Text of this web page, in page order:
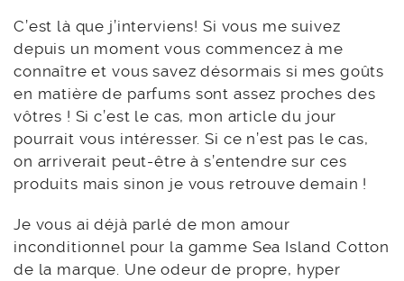
C’est là que j’interviens! Si vous me suivez
depuis un moment vous commencez à me
connaître et vous savez désormais si mes goûts
en matière de parfums sont assez proches des
vôtres ! Si c’est le cas, mon article du jour
pourrait vous intéresser. Si ce n’est pas le cas,
on arriverait peut-être à s’entendre sur ces
produits mais sinon je vous retrouve demain !
Je vous ai déjà parlé de mon amour
inconditionnel pour la gamme Sea Island Cotton
de la marque. Une odeur de propre, hyper